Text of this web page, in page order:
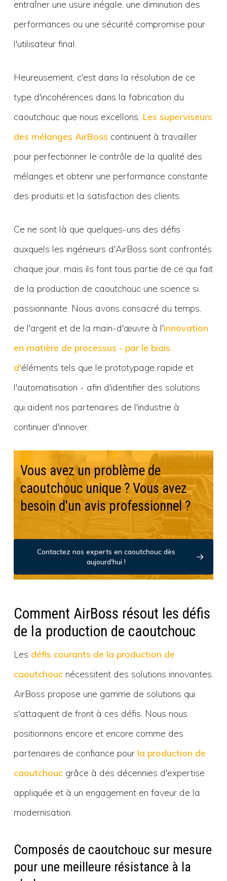
entraîner une usure inégale, une diminution des
performances ou une sécurité compromise pour
l'utilisateur final.
Heureusement, c'est dans la résolution de ce
type d'incohérences dans la fabrication du
caoutchouc que nous excellons. Les superviseurs
des mélanges AirBoss continuent à travailler
pour perfectionner le contrôle de la qualité des
mélanges et obtenir une performance constante
des produits et la satisfaction des clients.
Ce ne sont là que quelques-uns des défis
auxquels les ingénieurs d'AirBoss sont confrontés
chaque jour, mais ils font tous partie de ce qui fait
de la production de caoutchouc une science si
passionnante. Nous avons consacré du temps,
de l'argent et de la main-d'œuvre à l'innovation
en matière de processus - par le biais
d'éléments tels que le prototypage rapide et
l'automatisation - afin d'identifier des solutions
qui aident nos partenaires de l'industrie à
continuer d'innover.
Vous avez un problème de
caoutchouc unique ? Vous avez
besoin d'un avis professionnel ?
Contactez nos experts en caoutchouc dès
aujourd'hui !
Comment AirBoss résout les défis
de la production de caoutchouc
Les défis courants de la production de
caoutchoucnécessitent des solutions innovantes.
AirBoss propose une gamme de solutions qui
s'attaquent de front à ces défis. Nous nous
positionnons encore et encore comme des
partenaires de confiance pour la production de
caoutchoucgrâce à des décennies d'expertise
appliquée et à un engagement en faveur de la
modernisation.
Composés de caoutchouc sur mesure
pour une meilleure résistance à la